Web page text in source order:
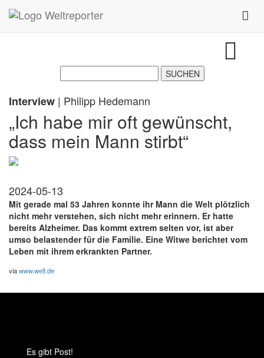
Zum Inhalt springen
Interview | Philipp Hedemann
„Ich habe mir oft gewünscht,
dass mein Mann stirbt“
2024-05-13
Mit gerade mal 53 Jahren konnte ihr Mann die Welt plötzlich
nicht mehr verstehen, sich nicht mehr erinnern. Er hatte
bereits Alzheimer. Das kommt extrem selten vor, ist aber
umso belastender für die Familie. Eine Witwe berichtet vom
Leben mit ihrem erkrankten Partner.
viawww.welt.de
Es gibt Post!